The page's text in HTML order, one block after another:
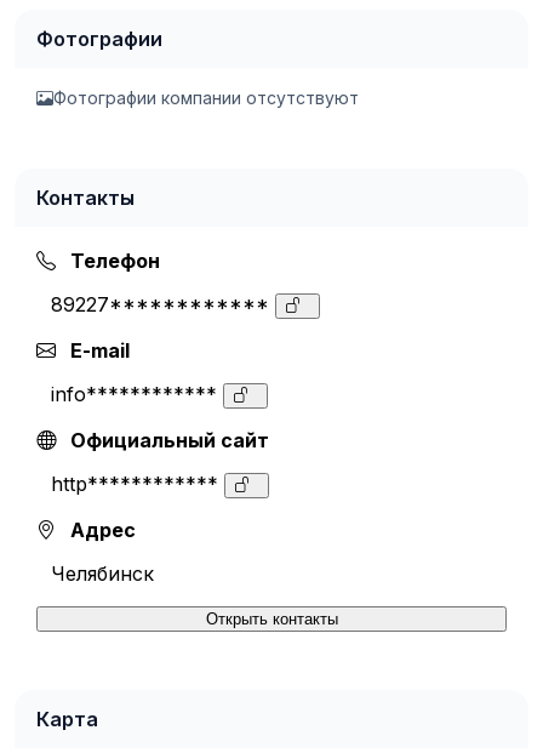
Фотографии
Фотографии компании отсутствуют
Контакты
Телефон
89227************
E-mail
info************
Официальный сайт
http************
Адрес
Челябинск
Открыть контакты
Карта